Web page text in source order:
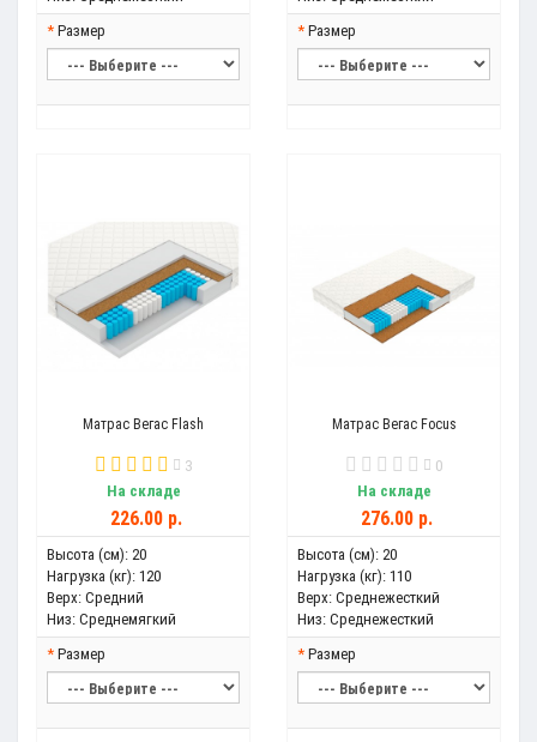
Размер
Размер
Матрас Вегас Flash
3
На складе
226.00 р.
Высота (см): 20
Нагрузка (кг): 120
Верх: Средний
Низ: Среднемягкий
Размер
Матрас Вегас Focus
0
На складе
276.00 р.
Высота (см): 20
Нагрузка (кг): 110
Верх: Среднежесткий
Низ: Среднежесткий
Размер